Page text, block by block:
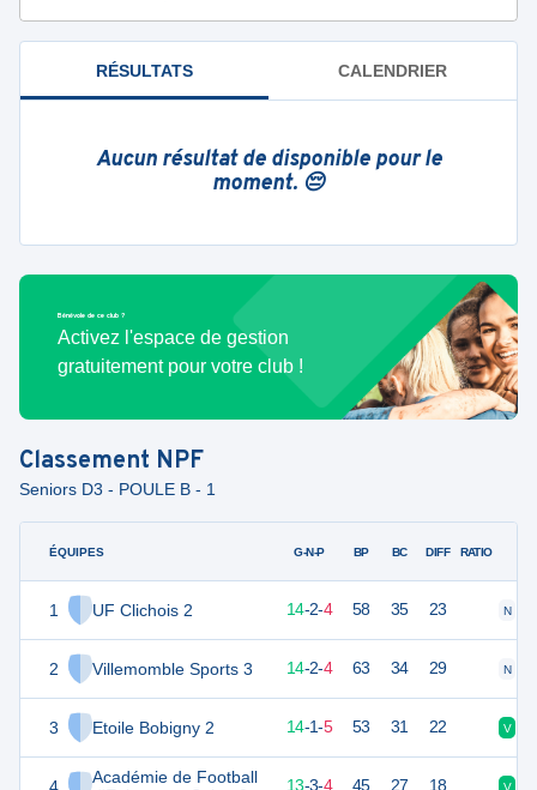
RÉSULTATS CALENDRIER
Aucun résultat de disponible pour le
moment. 😔
Bénévole de ce club ?
Activez l'espace de gestion
gratuitement pour votre club !
Classement NPF
Seniors D3 - POULE B - 1
ÉQUIPES
1 UF Clichois 2
2 Villemomble Sports 3
3 Etoile Bobigny 2
Académie de Football
G-N-P BP BC DIFF RATIO
14-2-4 58 35 23 N
44 20 14-2-4 63 34 29 N
43 14-1-5 53 31 22 V
42 20 13-3-4 45 27 18 V